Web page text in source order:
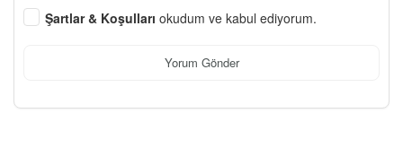
Şartlar & Koşulları okudum ve kabul ediyorum.
Yorum Gönder